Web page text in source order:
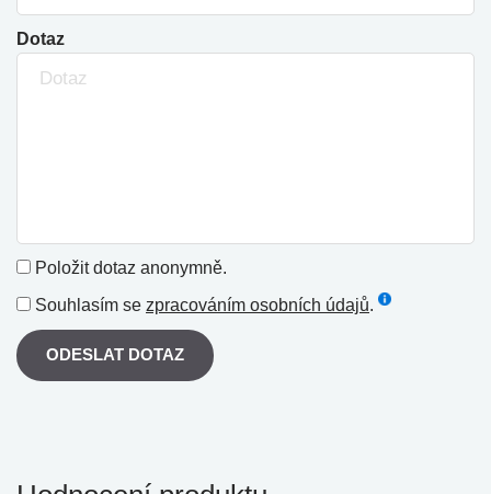
Dotaz
Položit dotaz anonymně.
Souhlasím se zpracováním osobních údajů.
ODESLAT DOTAZ